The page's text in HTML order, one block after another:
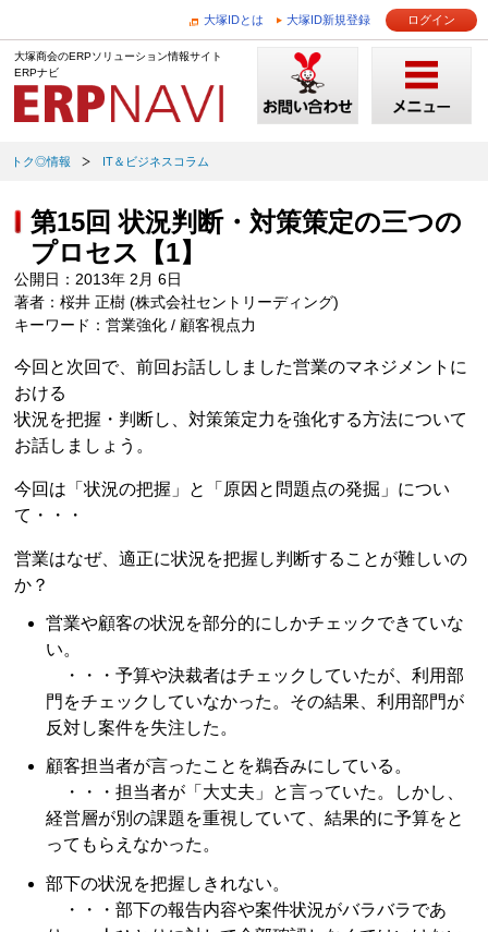
大塚IDとは 大塚ID新規登録 ログイン
大塚商会のERPソリューション情報サイト
ERPナビ
トク◎情報 IT＆ビジネスコラム
第15回 状況判断・対策策定の三つの
プロセス【1】
公開日：2013年 2月 6日
著者：桜井 正樹 (株式会社セントリーディング)
キーワード：営業強化 / 顧客視点力
今回と次回で、前回お話ししました営業のマネジメントに
おける
状況を把握・判断し、対策策定力を強化する方法について
お話しましょう。
今回は「状況の把握」と「原因と問題点の発掘」につい
て・・・
営業はなぜ、適正に状況を把握し判断することが難しいの
か？
営業や顧客の状況を部分的にしかチェックできていな
い。
・・・予算や決裁者はチェックしていたが、利用部
門をチェックしていなかった。その結果、利用部門が
反対し案件を失注した。
顧客担当者が言ったことを鵜呑みにしている。
・・・担当者が「大丈夫」と言っていた。しかし、
経営層が別の課題を重視していて、結果的に予算をと
ってもらえなかった。
部下の状況を把握しきれない。
・・・部下の報告内容や案件状況がバラバラであ